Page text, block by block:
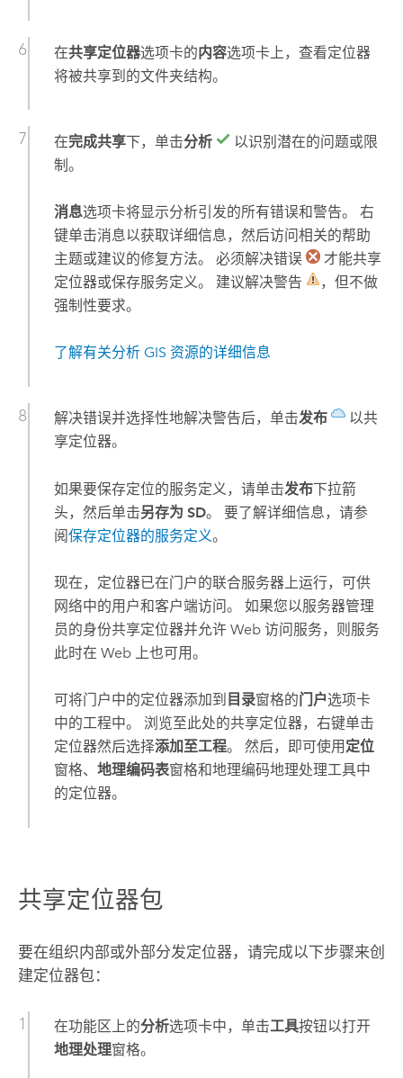
在共享定位器选项卡的内容选项卡上，查看定位器
将被共享到的文件夹结构。
在完成共享下，单击分析
以识别潜在的问题或限
制。
消息选项卡将显示分析引发的所有错误和警告。 右
键单击消息以获取详细信息，然后访问相关的帮助
主题或建议的修复方法。 必须解决错误
才能共享
定位器或保存服务定义。 建议解决警告
，但不做
强制性要求。
了解有关分析 GIS 资源的详细信息
解决错误并选择性地解决警告后，单击发布
以共
享定位器。
如果要保存定位的服务定义，请单击发布下拉箭
头，然后单击另存为 SD。 要了解详细信息，请参
阅保存定位器的服务定义。
现在，定位器已在门户的联合服务器上运行，可供
网络中的用户和客户端访问。 如果您以服务器管理
员的身份共享定位器并允许 Web 访问服务，则服务
此时在 Web 上也可用。
可将门户中的定位器添加到 目录窗格的门户选项卡
中的工程中。 浏览至此处的共享定位器，右键单击
定位器然后选择添加至工程。 然后，即可使用 定位
窗格、 地理编码表窗格和地理编码地理处理工具中
的定位器。
共享定位器包
要在组织内部或外部分发定位器，请完成以下步骤来创
建定位器包：
在功能区上的分析选项卡中，单击工具按钮以打开
地理处理窗格。